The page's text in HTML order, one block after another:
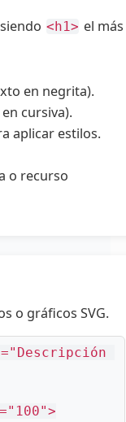
<h1> el más
en negrita).
cursiva).
aplicar estilos.
o recurso
o gráficos SVG.